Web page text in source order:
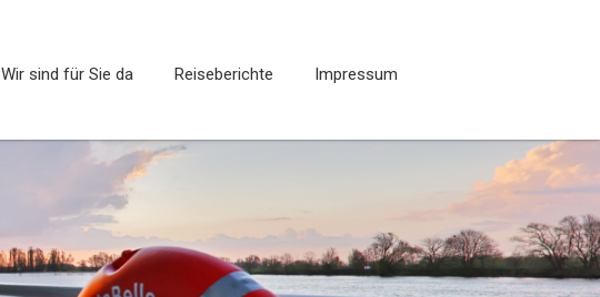
Wir sind für Sie da Reiseberichte Impressum